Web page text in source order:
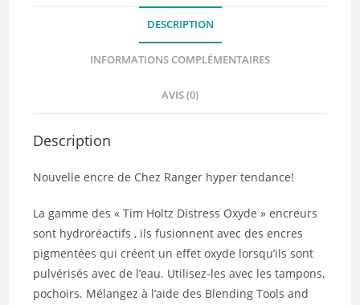
DESCRIPTION
INFORMATIONS COMPLÉMENTAIRES
AVIS (0)
Description
Nouvelle encre de Chez Ranger hyper tendance!
La gamme des « Tim Holtz Distress Oxyde » encreurs
sont hydroréactifs , ils fusionnent avec des encres
pigmentées qui créent un effet oxyde lorsqu’ils sont
pulvérisés avec de l’eau. Utilisez-les avec les tampons,
pochoirs. Mélangez à l’aide des Blending Tools and